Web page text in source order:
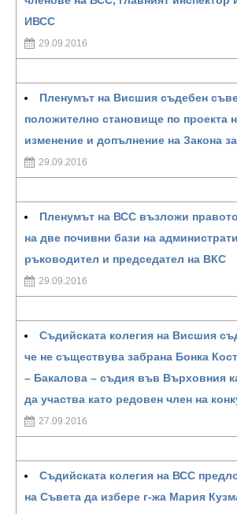
ИВСС
29.09.2016
Пленумът на Висшия съдебен
положително становище по проекта
изменение и допълнение на Закона
29.09.2016
Пленумът на ВСС възложи
на две почивни бази на
ръководител и председател на ВКС
29.09.2016
Съдийската колегия на Висшия
че не съществува забрана Бонка
– Бакалова – съдия във Върховния
да участва като редовен член на
27.09.2016
Съдийската колегия на ВСС
на Съвета да избере г-жа Мария